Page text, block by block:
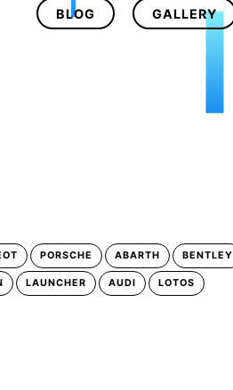
BLOG GALLERY
PORSCHE ABARTH BENTLEY
LAUNCHER AUDI LOTOS